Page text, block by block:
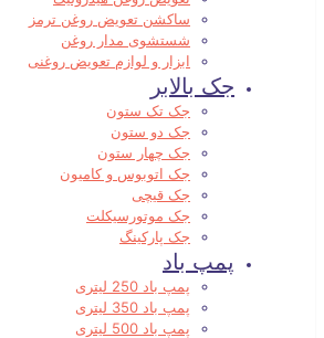
ساکشن تعویض روغن ترمز
شستشوی مدار روغن
ابزار و لوازم تعویض روغنی
جک بالابر
جک تک ستون
جک دو ستون
جک چهار ستون
جک اتوبوس و کامیون
جک قیچی
جک موتورسیکلت
جک پارکینگ
پمپ باد
پمپ باد 250 لیتری
پمپ باد 350 لیتری
پمپ باد 500 لیتری